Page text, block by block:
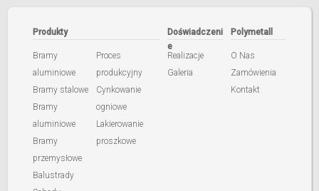
Produkty
Bramy
aluminiowe
Bramy stalowe
Bramy
aluminiowe
Bramy
przemysłowe
Balustrady
Proces
produkcyjny
Cynkowanie
ogniowe
Lakierowanie
proszkowe
Doświadczeni
e
Realizacje
Galeria
Polymetall
O Nas
Zamówienia
Kontakt